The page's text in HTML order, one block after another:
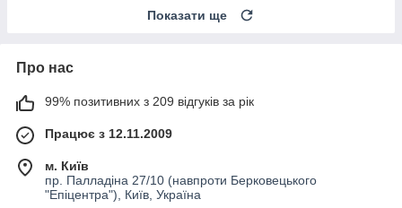
Показати ще
Про нас
99% позитивних з 209 відгуків за рік
Працює з 12.11.2009
м. Київ
пр. Палладіна 27/10 (навпроти Берковецького
"Епіцентра"), Київ, Україна